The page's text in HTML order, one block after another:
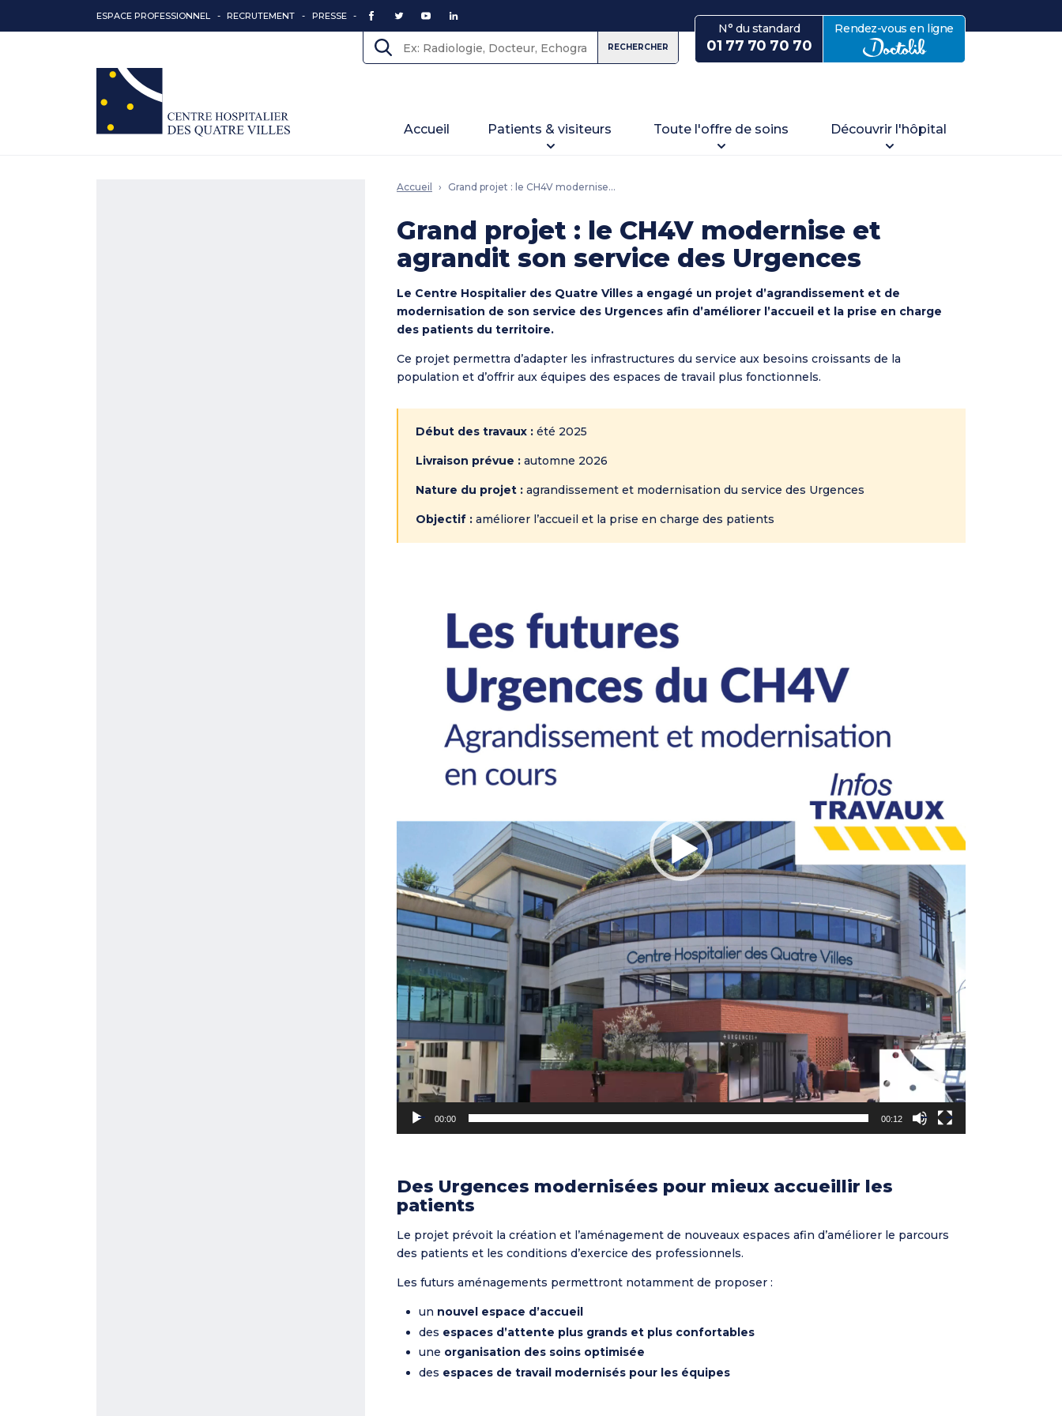
ESPACE PROFESSIONNEL RECRUTEMENT PRESSE FACEBOOKTWITTERYOUTUBELINKEDIN
N° du standard
01 77 70 70 70
Rendez-vous en ligne
avec Doctolib
RECHERCHER
Accueil Patients & visiteurs Toute l'offre de soins Découvrir l'hôpital
Accueil Grand projet : le CH4V modernise…
Grand projet : le CH4V modernise et
agrandit son service des Urgences
Le Centre Hospitalier des Quatre Villes a engagé un projet d’agrandissement et de
modernisation de son service des Urgences afin d’améliorer l’accueil et la prise en charge
des patients du territoire.
Ce projet permettra d’adapter les infrastructures du service aux besoins croissants de la
population et d’offrir aux équipes des espaces de travail plus fonctionnels.
Début des travaux : été 2025
Livraison prévue : automne 2026
Nature du projet : agrandissement et modernisation du service des Urgences
Objectif : améliorer l’accueil et la prise en charge des patients
00:00 00:12
Des Urgences modernisées pour mieux accueillir les
patients
Le projet prévoit la création et l’aménagement de nouveaux espaces afin d’améliorer le parcours
des patients et les conditions d’exercice des professionnels.
Les futurs aménagements permettront notamment de proposer :
un nouvel espace d’accueil
des espaces d’attente plus grands et plus confortables
une organisation des soins optimisée
des espaces de travail modernisés pour les équipes